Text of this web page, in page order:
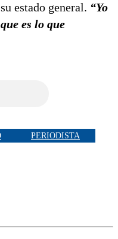
estado general. “Yo
es lo que
PERIODISTA